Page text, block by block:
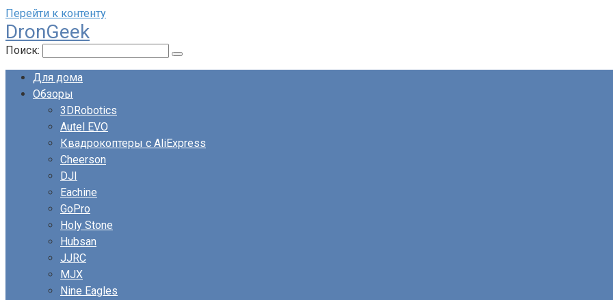
Перейти к контенту
DronGeek
Поиск:
Для дома
Обзоры
3DRobotics
Autel EVO
Квадрокоптеры с AliExpress
Cheerson
DJI
Eachine
GoPro
Holy Stone
Hubsan
JJRC
MJX
Nine Eagles